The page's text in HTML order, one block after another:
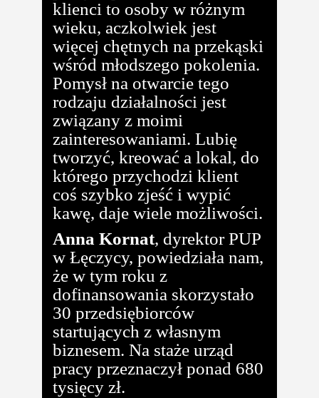
klienci to osoby w różnym
wieku, aczkolwiek jest
więcej chętnych na przekąski
wśród młodszego pokolenia.
Pomysł na otwarcie tego
rodzaju działalności jest
związany z moimi
zainteresowaniami. Lubię
tworzyć, kreować a lokal, do
którego przychodzi klient
coś szybko zjeść i wypić
kawę, daje wiele możliwości.
Anna Kornat, dyrektor PUP
w Łęczycy, powiedziała nam,
że w tym roku z
dofinansowania skorzystało
30 przedsiębiorców
startujących z własnym
biznesem. Na staże urząd
pracy przeznaczył ponad 680
tysięcy zł.